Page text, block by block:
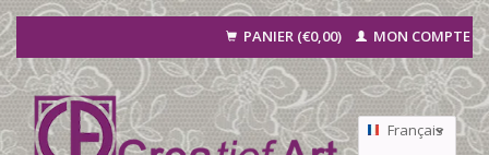
PANIER (€0,00) MON COMPTE
Français